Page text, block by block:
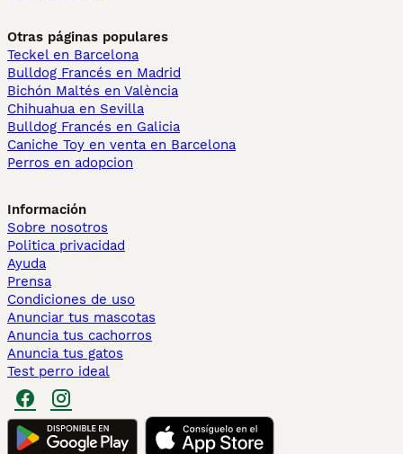
Otras páginas populares
Teckel en Barcelona
Bulldog Francés en Madrid
Bichón Maltés en València
Chihuahua en Sevilla
Bulldog Francés en Galicia
Caniche Toy en venta en Barcelona
Perros en adopcion
Información
Sobre nosotros
Politica privacidad
Ayuda
Prensa
Condiciones de uso
Anunciar tus mascotas
Anuncia tus cachorros
Anuncia tus gatos
Test perro ideal